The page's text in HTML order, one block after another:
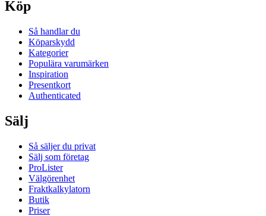
Köp
Så handlar du
Köparskydd
Kategorier
Populära varumärken
Inspiration
Presentkort
Authenticated
Sälj
Så säljer du privat
Sälj som företag
ProLister
Välgörenhet
Fraktkalkylatorn
Butik
Priser